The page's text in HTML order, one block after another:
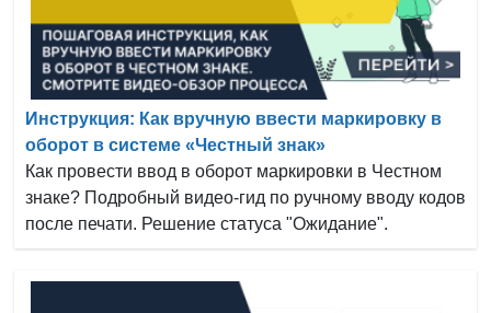
Инструкция: Как вручную ввести маркировку в
оборот в системе «Честный знак»
Как провести ввод в оборот маркировки в Честном
знаке? Подробный видео-гид по ручному вводу кодов
после печати. Решение статуса "Ожидание".